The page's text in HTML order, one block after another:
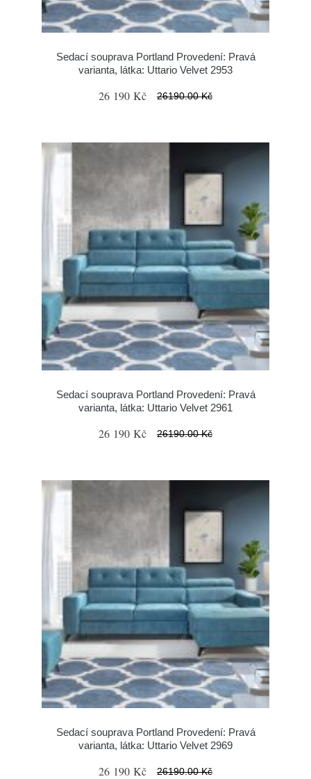
Sedací souprava Portland Provedení: Pravá
varianta, látka: Uttario Velvet 2953
26 190 Kč 26190.00 Kč
Sedací souprava Portland Provedení: Pravá
varianta, látka: Uttario Velvet 2961
26 190 Kč 26190.00 Kč
Sedací souprava Portland Provedení: Pravá
varianta, látka: Uttario Velvet 2969
26 190 Kč 26190.00 Kč